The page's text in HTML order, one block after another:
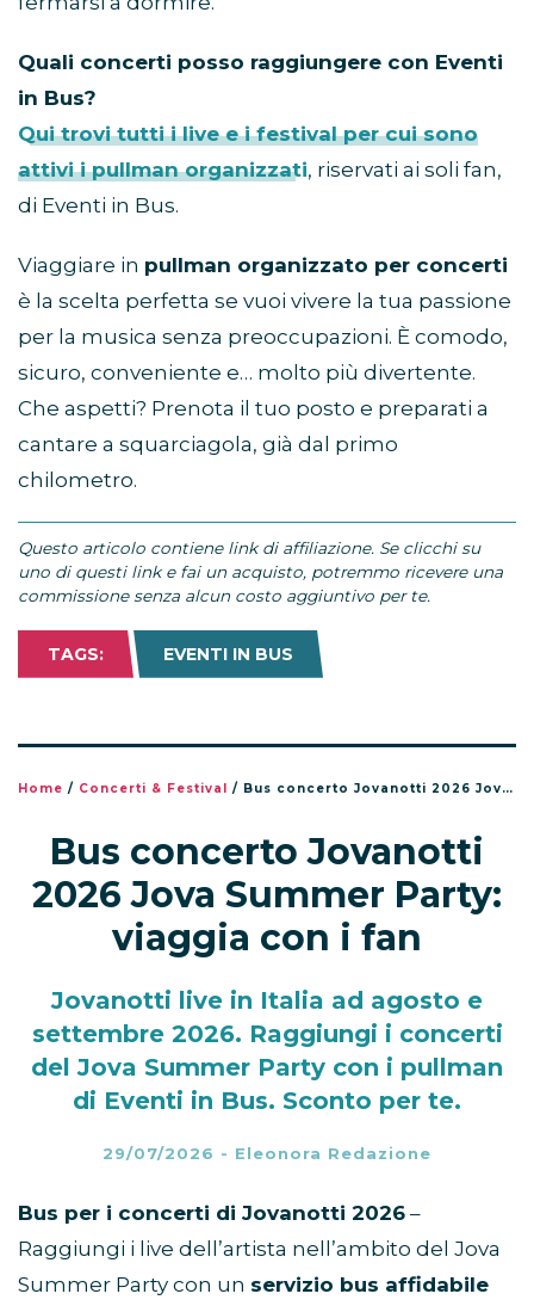
Quali concerti posso raggiungere con Eventi
in Bus?
Qui trovi tutti i live e i festival per cui sono
attivi i pullman organizzati, riservati ai soli fan,
di Eventi in Bus.
Viaggiare in pullman organizzato per concerti
è la scelta perfetta se vuoi vivere la tua passione
per la musica senza preoccupazioni. È comodo,
sicuro, conveniente e… molto più divertente.
Che aspetti? Prenota il tuo posto e preparati a
cantare a squarciagola, già dal primo
chilometro.
Questo articolo contiene link di affiliazione. Se clicchi su
uno di questi link e fai un acquisto, potremmo ricevere una
commissione senza alcun costo aggiuntivo per te.
TAGS: EVENTI IN BUS
Home / Concerti & Festival / Bus concerto Jovanotti 2026 Jova Summer Party: viaggia con i fan
Bus concerto Jovanotti
2026 Jova Summer Party:
viaggia con i fan
Jovanotti live in Italia ad agosto e
settembre 2026. Raggiungi i concerti
del Jova Summer Party con i pullman
di Eventi in Bus. Sconto per te.
29/07/2026 - Eleonora Redazione
Bus per i concerti di Jovanotti 2026 –
Raggiungi i live dell’artista nell’ambito del Jova
Summer Party con un servizio bus affidabile